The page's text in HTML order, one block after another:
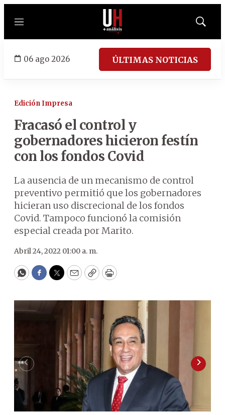
Menú
Mostrar
06 ago 2026 ÚLTIMAS NOTICIAS
Edición Impresa
Fracasó el control y
gobernadores hicieron festín
con los fondos Covid
La ausencia de un mecanismo de control
preventivo permitió que los gobernadores
hicieran uso discrecional de los fondos
Covid. Tampoco funcionó la comisión
especial creada por Marito.
Abril 24, 2022 01:00 a. m.
WhatsApp
Facebook
Twitter
EmailCopyPrint